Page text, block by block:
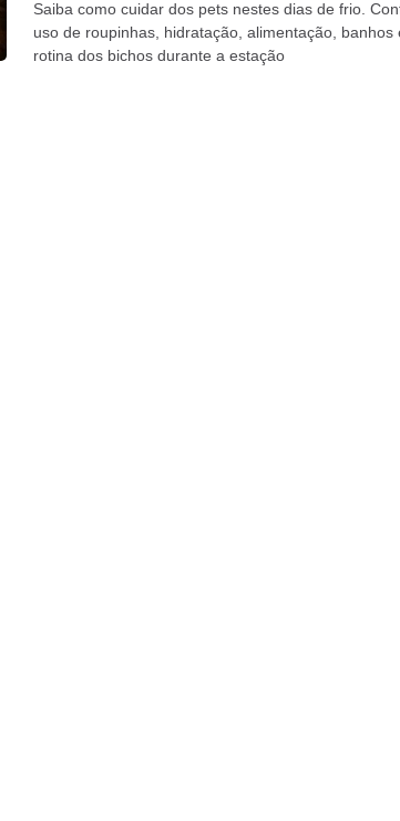
Saiba como cuidar dos pets nestes dias de frio.
uso de roupinhas, hidratação, alimentação, banhos
rotina dos bichos durante a estação